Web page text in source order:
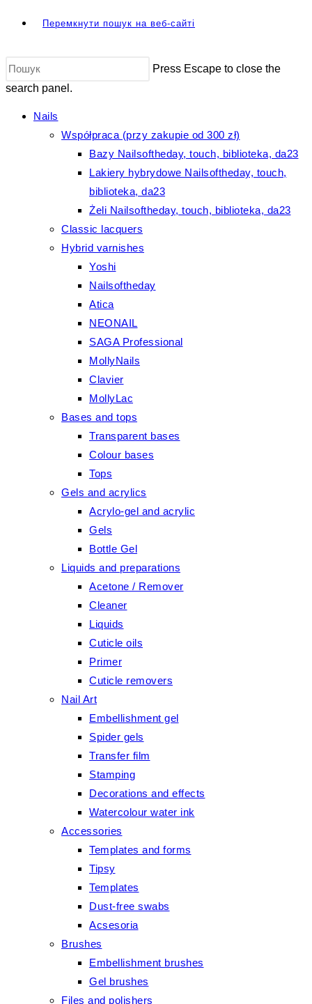
Перемкнути пошук на веб-сайті
Press Escape to close the
search panel.
Nails
Współpraca (przy zakupie od 300 zł)
Bazy Nailsoftheday, touch, biblioteka, da23
Lakiery hybrydowe Nailsoftheday, touch,
biblioteka, da23
Żeli Nailsoftheday, touch, biblioteka, da23
Classic lacquers
Hybrid varnishes
Yoshi
Nailsoftheday
Atica
NEONAIL
SAGA Professional
MollyNails
Clavier
MollyLac
Bases and tops
Transparent bases
Colour bases
Tops
Gels and acrylics
Acrylo-gel and acrylic
Gels
Bottle Gel
Liquids and preparations
Acetone / Remover
Cleaner
Liquids
Cuticle oils
Primer
Cuticle removers
Nail Art
Embellishment gel
Spider gels
Transfer film
Stamping
Decorations and effects
Watercolour water ink
Accessories
Templates and forms
Tipsy
Templates
Dust-free swabs
Acsesoria
Brushes
Embellishment brushes
Gel brushes
Files and polishers